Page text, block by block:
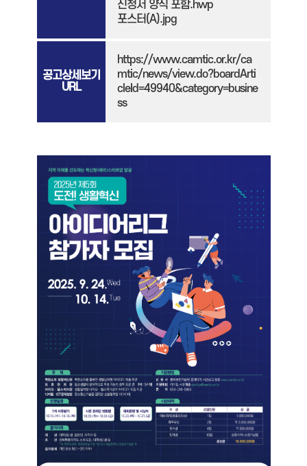
신청서 양식 포함.hwp
포스터(A).jpg
공고상세보기
URL
https://www.camtic.or.kr/ca
mtic/news/view.do?boardArti
cleId=49940&category=busine
ss